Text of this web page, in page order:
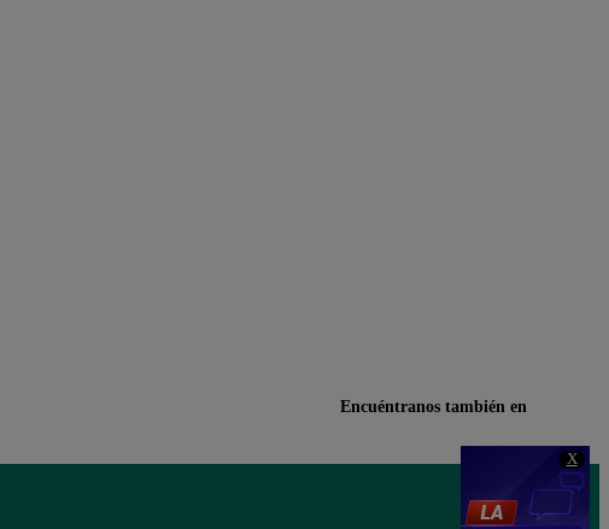
X
Encuéntranos también en